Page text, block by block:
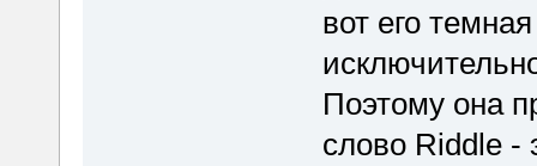
вот его
Поэтому она
слово Riddle -